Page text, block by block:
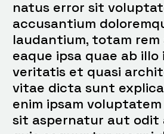
natus error sit
accusantium
laudantium, totam rem
eaque ipsa quae ab
veritatis et quasi
vitae dicta sunt
enim ipsam
sit aspernatur aut odit